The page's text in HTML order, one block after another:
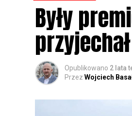
Były
Opublikowano 2 lata
Przez Wojciech